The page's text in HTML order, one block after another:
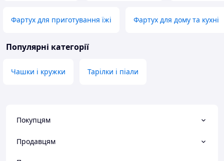
Фартух для приготування їжі Фартух для дому та кухні
Популярні категорії
Чашки і кружки Тарілки і піали
Покупцям
Продавцям